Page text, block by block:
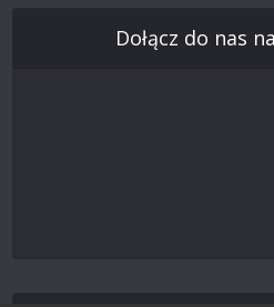
Dołącz do nas